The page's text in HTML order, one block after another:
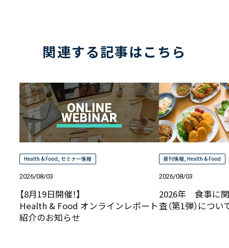
関連する記事はこちら
Health & Food セミナー情報
2026/08/03
【8月19日開催！】
Health & Food オンラインレポート
紹介のお知らせ
新刊情報 ,Health & Food
2026/08/03
2026年 食事に関
査（第1弾）につ